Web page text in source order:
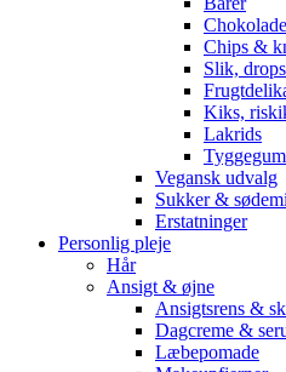
Chokolade
Chips &
Slik,
Kiks,
Lakrids
Vegansk udvalg
Sukker &
Erstatninger
Personlig pleje
Hår
Ansigt & øjne
Ansigtsrens &
Dagcreme &
Læbepomade